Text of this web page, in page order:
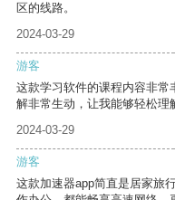
区的线路。
2024-03-29
游客
这款学习软件的课程内容非
解非常生动，让我能够轻松理
2024-03-29
游客
这款加速器app简直是居家旅